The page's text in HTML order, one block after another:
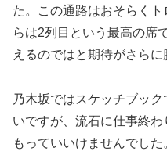
た。この通路はおそらく
らは2列目という最高の席
えるのではと期待がさらに
乃木坂ではスケッチブッ
いですが、流石に仕事終
もっていいけませんでした